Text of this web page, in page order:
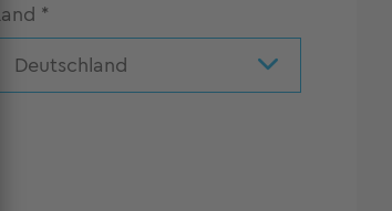
Land *
Deutschland